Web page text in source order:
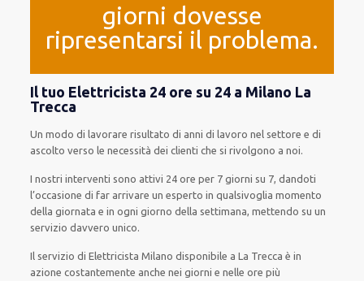
giorni dovesse
ripresentarsi il problema.
Il tuo Elettricista 24 ore su 24 a Milano La
Trecca
Un modo di lavorare risultato di anni di lavoro nel settore e di
ascolto verso le necessitàdei clienti che si rivolgono a noi.
I nostri interventi sono attivi 24 oreper 7 giorni su 7, dandoti
l’occasione di far arrivare unesperto inqualsivoglia momento
della giornata e inogni giorno della settimana, mettendo su un
serviziodavvero unico.
Il servizio di Elettricista Milanodisponibile a La Trecca èin
azione costantemente anchenei giorni e nelle ore più